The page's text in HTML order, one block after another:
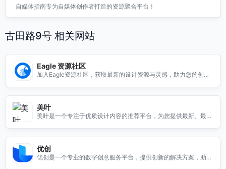
自媒体指南专为自媒体创作者打造的资源聚合平台！
古田路9号 相关网站
Eagle 资源社区
加入Eagle资源社区，获取最新的设计资源与灵感，助力您的创作
美叶
美叶是一个专注于优质设计内容的推荐平台，为您提供最新、最好
优创
优创是一个专业的数字创意服务平台，提供创新的解决方案，助力